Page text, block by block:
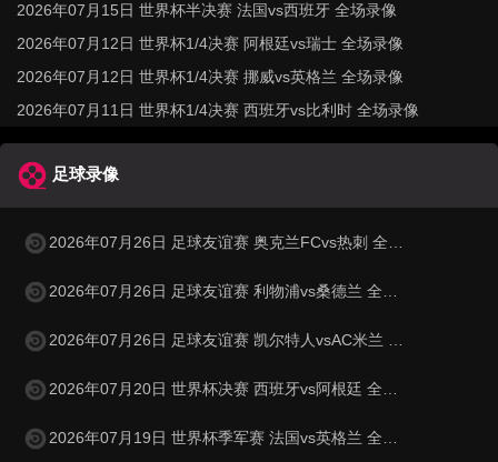
2026年07月15日 世界杯半决赛 法国vs西班牙 全场录像
2026年07月12日 世界杯1/4决赛 阿根廷vs瑞士 全场录像
2026年07月12日 世界杯1/4决赛 挪威vs英格兰 全场录像
2026年07月11日 世界杯1/4决赛 西班牙vs比利时 全场录像
足球录像
2026年07月26日 足球友谊赛 奥克兰FCvs热刺 全场录像
2026年07月26日 足球友谊赛 利物浦vs桑德兰 全场录像
2026年07月26日 足球友谊赛 凯尔特人vsAC米兰 全场录像
2026年07月20日 世界杯决赛 西班牙vs阿根廷 全场录像
2026年07月19日 世界杯季军赛 法国vs英格兰 全场录像